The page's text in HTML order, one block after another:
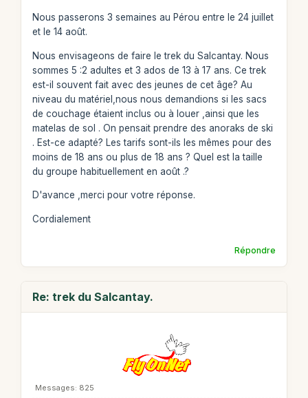
Nous passerons 3 semaines au Pérou entre le 24 juillet
et le 14 août.
Nous envisageons de faire le trek du Salcantay. Nous
sommes 5 :2 adultes et 3 ados de 13 à 17 ans. Ce trek
est-il souvent fait avec des jeunes de cet âge? Au
niveau du matériel,nous nous demandions si les sacs
de couchage étaient inclus ou à louer ,ainsi que les
matelas de sol . On pensait prendre des anoraks de ski
. Est-ce adapté? Les tarifs sont-ils les mêmes pour des
moins de 18 ans ou plus de 18 ans ? Quel est la taille
du groupe habituellement en août .?
D'avance ,merci pour votre réponse.
Cordialement
Répondre
Re: trek du Salcantay.
Messages: 825